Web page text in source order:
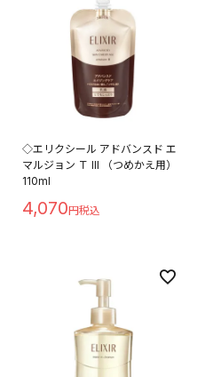
◇エリクシール アドバンスド エ
マルジョン Ｔ III （つめかえ用）
110ml
4,070